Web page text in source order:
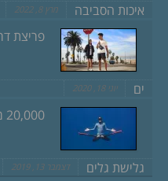
איכות הסביבה מרץ 8, 2022
פריצת
ים יוני 18, 2020
20,000 מיל מתחת לגל
גלישת גלים דצמבר 13, 2019